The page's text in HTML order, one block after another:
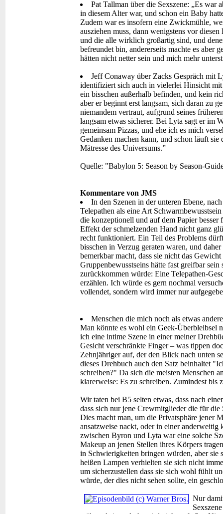
Pat Tallman über die Sexszene: „Es war
in diesem Alter war, und schon ein Baby
Zudem war es insofern eine Zwickmühle,
ausziehen muss, dann wenigstens vor
und die alle wirklich großartig sind, und
befreundet bin, andererseits machte es aber
hätten nicht netter sein und mich mehr
Jeff Conaway über Zacks Gespräch mit
identifiziert sich auch in vielerlei Hinsicht mit
ein bisschen außerhalb befinden, und kein
aber er beginnt erst langsam, sich daran zu
niemandem vertraut, aufgrund seines
langsam etwas sicherer. Bei Lyta sagt er im
gemeinsam Pizzas, und ehe ich es mich
Gedanken machen kann, und schon läuft
Mätresse des Universums.”
Quelle: "Babylon 5: Season by Season-
Kommentare von JMS
In den Szenen in der unteren Ebene,
Telepathen als eine Art
die konzeptionell und auf dem Papier
Effekt der schmelzenden Hand nicht ganz
recht funktioniert. Ein Teil des Problems
bisschen in Verzug geraten waren, und
bemerkbar macht, dass sie nicht das
Gruppenbewusstseins hätte fast greifbar
zurückkommen würde: Eine Telepathen-
erzählen. Ich würde es gern nochmal
vollendet, sondern wird immer nur
Menschen die mich noch als etwas
Man könnte es wohl ein Geek-Überbleibsel
ich eine intime Szene in einer meiner
Gesicht verschränkte Finger – was tippen
Zehnjähriger auf, der den Blick nach unten
dieses Drehbuch auch den Satz beinhaltet
schreiben?" Da sich die meisten Menschen
klarerweise: Es zu schreiben. Zumindest bis
Wir taten bei B5 selten etwas, dass nach
dass sich nur jene Crewmitglieder die für
Dies macht man, um die Privatsphäre jener
ansatzweise nackt, oder in einer
zwischen Byron und Lyta war eine solche
Makeup an jenen Stellen ihres Körpers
in Schwierigkeiten bringen würden, aber sie
heißen Lampen verhielten sie sich nicht
um sicherzustellen dass sie sich wohl fühlt
würde, der dies nicht sehen sollte, ein
Nur